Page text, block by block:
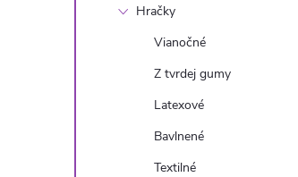
Hračky
Vianočné
Z tvrdej gumy
Latexové
Bavlnené
Textilné